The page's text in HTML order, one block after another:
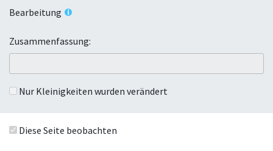
Bearbeitung
Zusammenfassung:
Nur Kleinigkeiten wurden verändert
Diese Seite beobachten